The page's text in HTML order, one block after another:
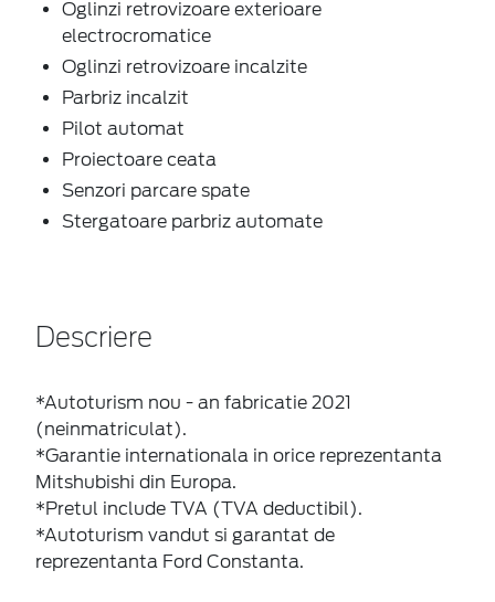
Oglinzi retrovizoare exterioare
electrocromatice
Oglinzi retrovizoare incalzite
Parbriz incalzit
Pilot automat
Proiectoare ceata
Senzori parcare spate
Stergatoare parbriz automate
Descriere
*Autoturism nou - an fabricatie 2021
(neinmatriculat).
*Garantie internationala in orice reprezentanta
Mitshubishi din Europa.
*Pretul include TVA (TVA deductibil).
*Autoturism vandut si garantat de
reprezentanta Ford Constanta.